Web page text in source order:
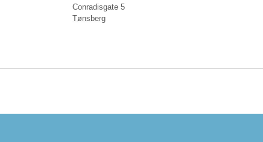
Conradisgate 5
Tønsberg